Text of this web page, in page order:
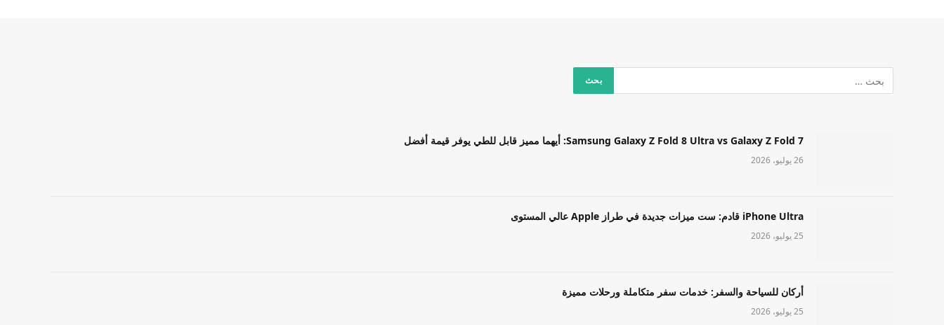
Samsung Galaxy Z Fold 8 Ultra vs Galaxy Z Fold 7: أيهما مميز قابل للطي يوفر قيمة أفضل
26 يوليو، 2026
iPhone Ultra قادم: ست ميزات جديدة في طراز Apple عالي المستوى
25 يوليو، 2026
أركان للسياحة والسفر: خدمات سفر متكاملة ورحلات مميزة
25 يوليو، 2026